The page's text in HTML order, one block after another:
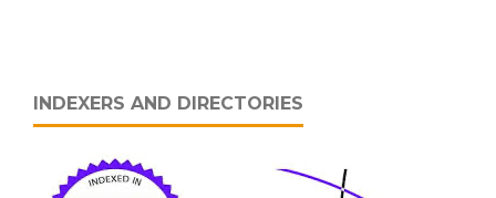
INDEXERS AND DIRECTORIES